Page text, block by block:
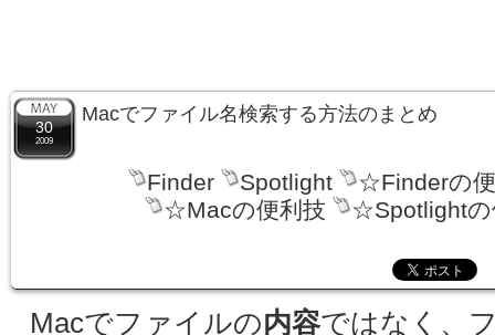
30
2009
Macでファイル名検索する方法のまとめ
Finder Spotlight
☆Finderの
☆Macの便利技
☆Spotlightの
Macでファイルの内容ではなく、